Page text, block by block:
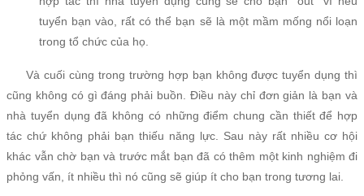
tuyển bạn vào, rất có thể bạn sẽ là một mầm mống nổi loạn
trong tổ chức của họ.
Và cuối cùng trong trường hợp bạn không được tuyển dụng thì
cũng không có gì đáng phải buồn. Điều này chỉ đơn giản là bạn và
nhà tuyển dụng đã không có những điểm chung cần thiết để hợp
tác chứ không phải bạn thiếu năng lực. Sau này rất nhiều cơ hội
khác vẫn chờ bạn và trước mắt bạn đã có thêm một kinh nghiệm đi
phỏng vấn, ít nhiều thì nó cũng sẽ giúp ít cho bạn trong tương lai.